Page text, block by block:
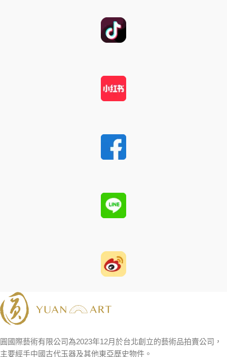
圓國際藝術有限公司為2023年12月於台北創立的藝術品拍賣公司，
主要經手中國古代玉器及其他東亞歷史物件。